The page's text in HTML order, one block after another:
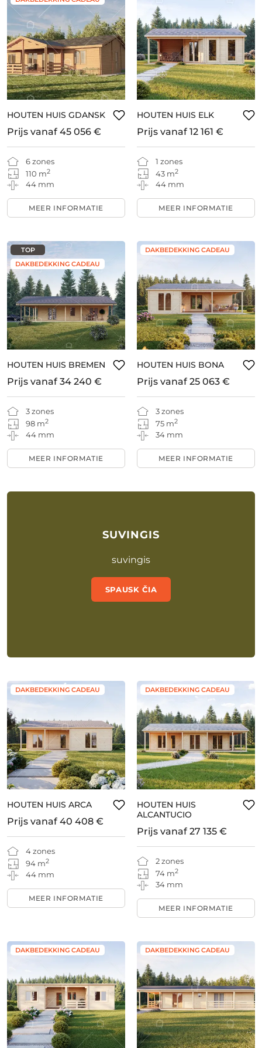
HOUTEN HUIS GDANSK
6 zones
110 m2
44 mm
Prijs vanaf 45 056 €
MEER INFORMATIE
HOUTEN HUIS ELK
1 zones
43 m2
44 mm
Prijs vanaf 12 161 €
MEER INFORMATIE
TOP
DAKBEDEKKING CADEAU
HOUTEN HUIS BREMEN
3 zones
98 m2
44 mm
Prijs vanaf 34 240 €
MEER INFORMATIE
DAKBEDEKKING CADEAU
HOUTEN HUIS BONA
3 zones
75 m2
34 mm
Prijs vanaf 25 063 €
MEER INFORMATIE
SUVINGIS
suvingis
SPAUSK ČIA
DAKBEDEKKING CADEAU
HOUTEN HUIS ARCA
4 zones
94 m2
44 mm
Prijs vanaf 40 408 €
MEER INFORMATIE
DAKBEDEKKING CADEAU
HOUTEN HUIS
ALCANTUCIO
2 zones
74 m2
34 mm
Prijs vanaf 27 135 €
MEER INFORMATIE
DAKBEDEKKING CADEAU DAKBEDEKKING CADEAU